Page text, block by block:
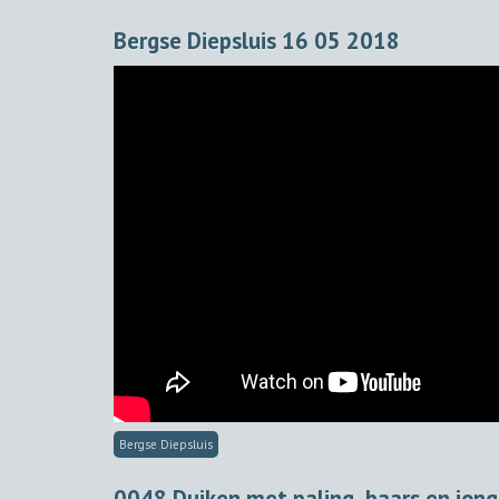
Bergse Diepsluis 16 05 2018
Bergse Diepsluis